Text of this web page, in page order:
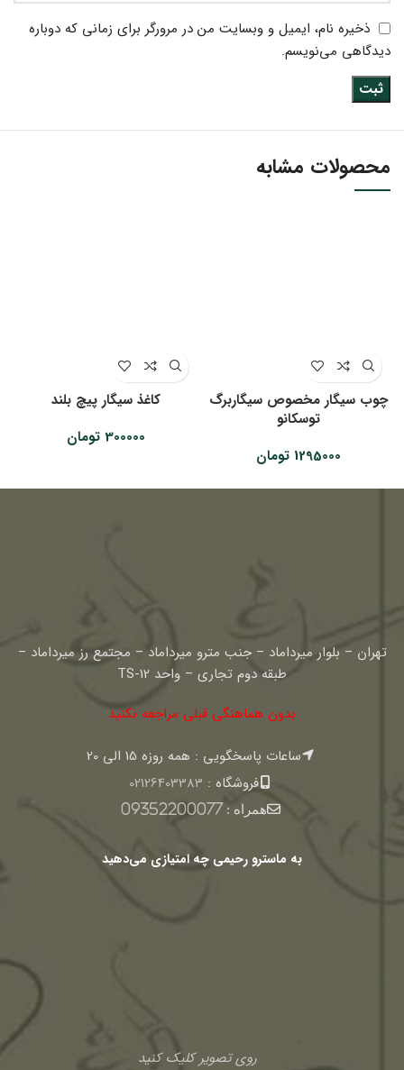
ذخیره نام، ایمیل و وبسایت من در مرورگر برای زمانی که دوباره
دیدگاهی می‌نویسم.
محصولات مشابه
چوب سیگار مخصوص سیگاربرگ
توسکانو
1295000 تومان
کاغذ سیگار پیچ بلند
300000 تومان
تهران – بلوار میرداماد – جنب مترو میرداماد – مجتمع رز میرداماد –
طبقه دوم تجاری – واحد TS-12
بدون هماهنگی قبلی مراجعه نکنید
ساعات پاسخگویی : همه روزه 15 الی 20
فروشگاه : 02126403383
همراه :09352200077
به ماسترو رحیمی چه امتیازی می‌دهید
روی تصویر کلیک کنید